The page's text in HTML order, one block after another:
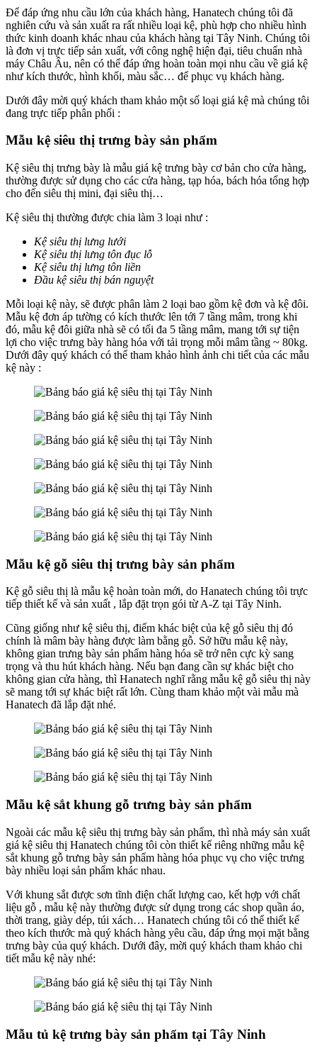
Để đáp ứng nhu cầu lớn của khách hàng, Hanatech chúng tôi đã
nghiên cứu và sản xuất ra rất nhiều loại kệ, phù hợp cho nhiều hình
thức kinh doanh khác nhau của khách hàng tại Tây Ninh. Chúng tôi
là đơn vị trực tiếp sản xuất, với công nghệ hiện đại, tiêu chuẩn nhà
máy Châu Âu, nên có thể đáp ứng hoàn toàn mọi nhu cầu về giá kệ
như kích thước, hình khối, màu sắc… để phục vụ khách hàng.
Dưới đây mời quý khách tham khảo một số loại giá kệ mà chúng tôi
đang trực tiếp phân phối :
Mẫu kệ siêu thị trưng bày sản phẩm
Kệ siêu thị trưng bày là mẫu giá kệ trưng bày cơ bản cho cửa hàng,
thường được sử dụng cho các cửa hàng, tạp hóa, bách hóa tổng hợp
cho đến siêu thị mini, đại siêu thị…
Kệ siêu thị thường được chia làm 3 loại như :
Kệ siêu thị lưng lưới
Kệ siêu thị lưng tôn đục lỗ
Kệ siêu thị lưng tôn liền
Đầu kệ siêu thị bán nguyệt
Mỗi loại kệ này, sẽ được phân làm 2 loại bao gồm kệ đơn và kệ đôi.
Mẫu kệ đơn áp tường có kích thước lên tới 7 tầng mâm, trong khi
đó, mẫu kệ đôi giữa nhà sẽ có tối đa 5 tầng mâm, mang tới sự tiện
lợi cho việc trưng bày hàng hóa với tải trọng mỗi mâm tầng ~ 80kg.
Dưới đây quý khách có thể tham khảo hình ảnh chi tiết của các mẫu
kệ này :
Mẫu kệ gỗ siêu thị trưng bày sản phẩm
Kệ gỗ siêu thị là mẫu kệ hoàn toàn mới, do Hanatech chúng tôi trực
tiếp thiết kế và sản xuất , lắp đặt trọn gói từ A-Z tại Tây Ninh.
Cũng giống như kệ siêu thị, điểm khác biệt của kệ gỗ siêu thị đó
chính là mâm bày hàng được làm bằng gỗ. Sở hữu mẫu kệ này,
không gian trưng bày sản phẩm hàng hóa sẽ trở nên cực kỳ sang
trọng và thu hút khách hàng. Nếu bạn đang cần sự khác biệt cho
không gian cửa hàng, thì Hanatech nghĩ rằng mẫu kệ gỗ siêu thị này
sẽ mang tới sự khác biệt rất lớn. Cùng tham khảo một vài mẫu mà
Hanatech đã lắp đặt nhé.
Mẫu kệ sắt khung gỗ trưng bày sản phẩm
Ngoài các mẫu kệ siêu thị trưng bày sản phẩm, thì nhà máy sản xuất
giá kệ siêu thị Hanatech chúng tôi còn thiết kế riêng những mẫu kệ
sắt khung gỗ trưng bày sản phẩm hàng hóa phục vụ cho việc trưng
bày nhiều loại sản phẩm khác nhau.
Với khung sắt được sơn tĩnh điện chất lượng cao, kết hợp với chất
liệu gỗ , mẫu kệ này thường được sử dụng trong các shop quần áo,
thời trang, giày dép, túi xách… Hanatech chúng tôi có thể thiết kế
theo kích thước mà quý khách hàng yêu cầu, đáp ứng mọi mặt bằng
trưng bày của quý khách. Dưới đây, mời quý khách tham khảo chi
tiết mẫu kệ này nhé:
Mẫu tủ kệ trưng bày sản phẩm tại Tây Ninh